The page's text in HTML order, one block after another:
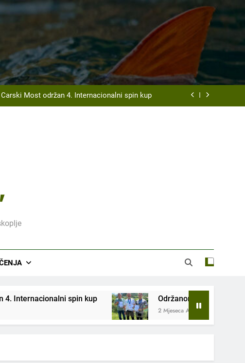
izlet Srd “Vrbas ” Gornji Vakuf – Uskoplje
organizuje tradicionalnu Ribarsku večer
Most održan 4. Internacionalni spin kup
u disciplini ulov ribe udicom na plovak
organizuje tradicionalnu Ribarsku večer
u disciplini ulov ribe udicom na plovak
izlet Srd “Vrbas ” Gornji Vakuf – Uskoplje
Održanom općinskom takmičenju SRD „Vrbas“